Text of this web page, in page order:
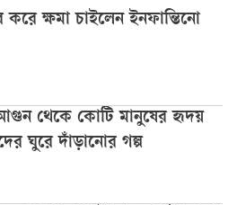
করে ক্ষমা চাইলেন ইনফান্তিনো
থেকে কোটি মানুষের হৃদয়
ঘুরে দাঁড়ানোর গল্প